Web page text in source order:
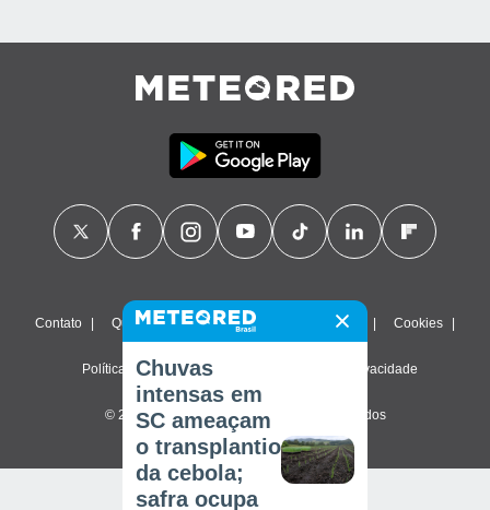
Contato Quem Somos FAQ Termos de uso Cookies
Política de privacidade Configurações de privacidade
© 2026 Meteored. Todos os direitos reservados
Chuvas
intensas em
SC ameaçam
o transplantio
da cebola;
safra ocupa